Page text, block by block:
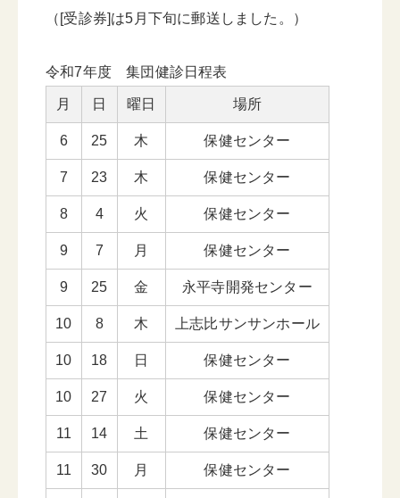
（[受診券]は5月下旬に郵送しました。）
令和7年度 集団健診日程表
月 日 曜日 場所
6 25 木 保健センター
7 23 木 保健センター
8 4 火 保健センター
9 7 月 保健センター
9 25 金 永平寺開発センター
10 8 木 上志比サンサンホール
10 18 日 保健センター
10 27 火 保健センター
11 14 土 保健センター
11 30 月 保健センター